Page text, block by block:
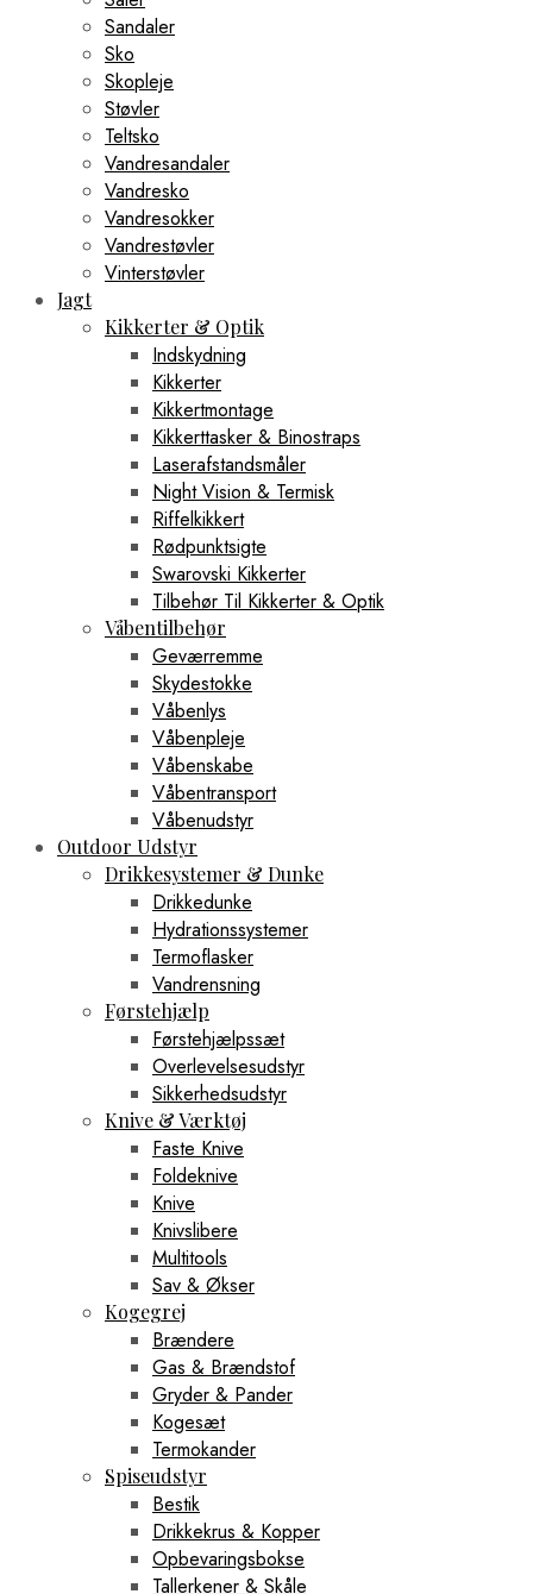
Sandaler
Sko
Skopleje
Støvler
Teltsko
Vandresandaler
Vandresko
Vandresokker
Vandrestøvler
Vinterstøvler
Jagt
Kikkerter & Optik
Indskydning
Kikkerter
Kikkertmontage
Kikkerttasker & Binostraps
Laserafstandsmåler
Night Vision & Termisk
Riffelkikkert
Rødpunktsigte
Swarovski Kikkerter
Tilbehør Til Kikkerter & Optik
Våbentilbehør
Geværremme
Skydestokke
Våbenlys
Våbenpleje
Våbenskabe
Våbentransport
Våbenudstyr
Outdoor Udstyr
Drikkesystemer & Dunke
Drikkedunke
Hydrationssystemer
Termoflasker
Vandrensning
Førstehjælp
Førstehjælpssæt
Overlevelsesudstyr
Sikkerhedsudstyr
Knive & Værktøj
Faste Knive
Foldeknive
Knive
Knivslibere
Multitools
Sav & Økser
Kogegrej
Brændere
Gas & Brændstof
Gryder & Pander
Kogesæt
Termokander
Spiseudstyr
Bestik
Drikkekrus & Kopper
Opbevaringsbokse
Tallerkener & Skåle